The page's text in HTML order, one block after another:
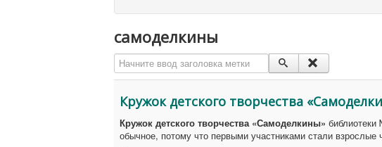
самоделкины
Начните ввод заголовка метки
Кружок детского творчества
Кружок детского творчества «Самоделкины»
обычное, потому что первыми участниками стали взрослые